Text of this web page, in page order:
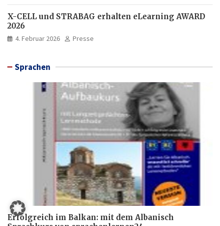
X-CELL und STRABAG erhalten eLearning AWARD
2026
4. Februar 2026 Presse
Sprachen
Erfolgreich im Balkan: mit dem Albanisch